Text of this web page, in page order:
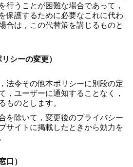
行うことが困難な場合であって，
保護するために必要なこれに代わ
合は，この代替策を講じるものと
シーの変更）
法令その他本ポリシーに別段の定
，ユーザーに通知することなく，
ものとします。
を除いて，変更後のプライバシー
サイトに掲載したときから効力を
口）